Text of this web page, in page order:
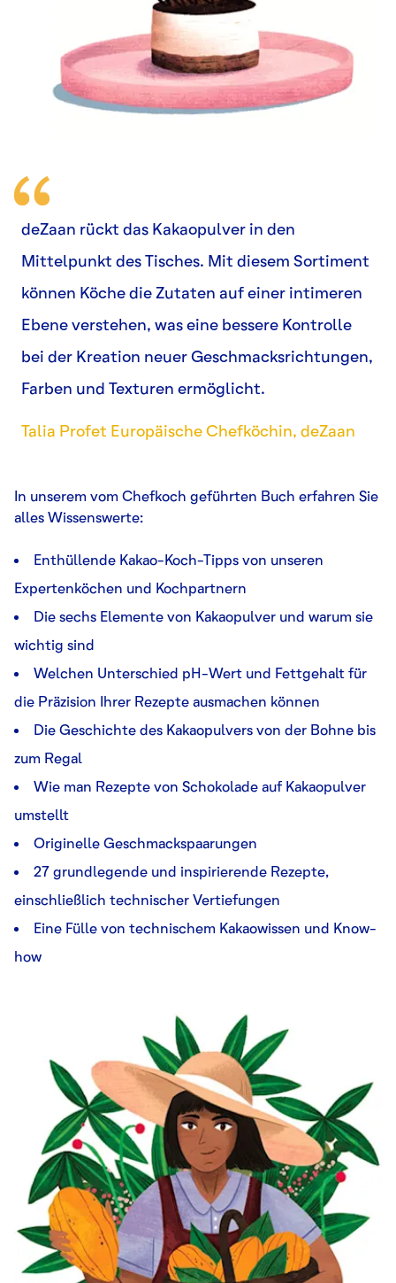
deZaan rückt das Kakaopulver in den
Mittelpunkt des Tisches. Mit diesem Sortiment
können Köche die Zutaten auf einer intimeren
Ebene verstehen, was eine bessere Kontrolle
bei der Kreation neuer Geschmacksrichtungen,
Farben und Texturen ermöglicht.
Talia Profet Europäische Chefköchin, deZaan
In unserem vom Chefkoch geführten Buch erfahren Sie
alles Wissenswerte:
Enthüllende Kakao-Koch-Tipps von unseren
Expertenköchen und Kochpartnern
Die sechs Elemente von Kakaopulver und warum sie
wichtig sind
Welchen Unterschied pH-Wert und Fettgehalt für
die Präzision Ihrer Rezepte ausmachen können
Die Geschichte des Kakaopulvers von der Bohne bis
zum Regal
Wie man Rezepte von Schokolade auf Kakaopulver
umstellt
Originelle Geschmackspaarungen
27 grundlegende und inspirierende Rezepte,
einschließlich technischer Vertiefungen
Eine Fülle von technischem Kakaowissen und Know-
how